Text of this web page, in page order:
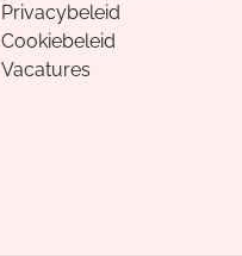
Privacybeleid
Cookiebeleid
Vacatures